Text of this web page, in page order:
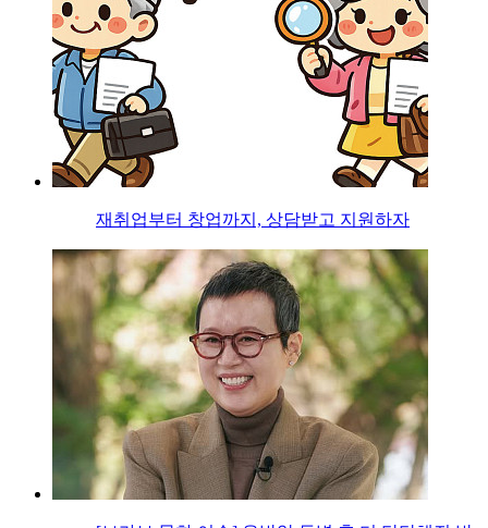
재취업부터 창업까지, 상담받고 지원하자